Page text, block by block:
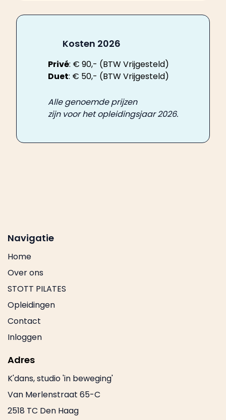
Kosten 2026
Privé: € 90,- (BTW Vrijgesteld)
Duet: € 50,- (BTW Vrijgesteld)
Alle genoemde prijzen
zijn voor het opleidingsjaar 2026.
Navigatie
Home
Over ons
STOTT PILATES
Opleidingen
Contact
Inloggen
Adres
K'dans, studio 'in beweging'
Van Merlenstraat 65-C
2518 TC Den Haag